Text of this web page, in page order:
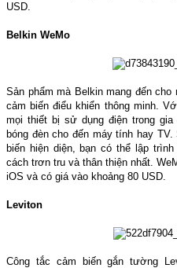
USD.
Belkin WeMo
Sản phẩm mà Belkin mang đến
cảm biến điểu khiển thông minh.
mọi thiết bị sử dụng điện trong
bóng đèn cho đến máy tính hay
biến hiện diện, bạn có thể lập
cách trơn tru và thân thiện nhất.
iOS và có giá vào khoảng 80 USD.
Leviton
Công tắc cảm biến gắn tường